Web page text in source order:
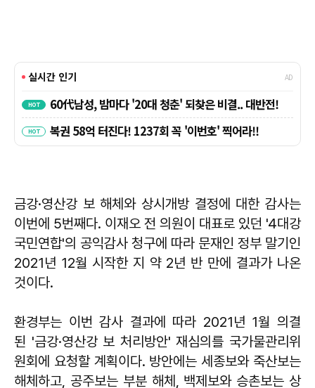
금강·영산강 보 해체와 상시개방 결정에 대한 감사는
이번에 5번째다. 이재오 전 의원이 대표로 있던 '4대강
국민연합'의 공익감사 청구에 따라 문재인 정부 말기인
2021년 12월 시작한 지 약 2년 반 만에 결과가 나온
것이다.
환경부는 이번 감사 결과에 따라 2021년 1월 의결
된 '금강·영산강 보 처리방안' 재심의를 국가물관리위
원회에 요청할 계획이다. 방안에는 세종보와 죽산보는
해체하고, 공주보는 부분 해체, 백제보와 승촌보는 상